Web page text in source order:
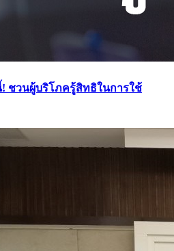
ชวนผู้บริโภครู้สิทธิในการใช้